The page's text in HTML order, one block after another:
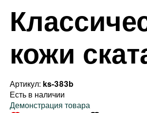
кожи
Артикул: ks-383b
Есть в наличии
Демонстрация товара